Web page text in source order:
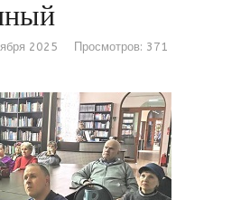
2025 Просмотров: 371